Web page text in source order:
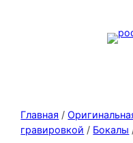
Главная /
гравировкой / Бокалы